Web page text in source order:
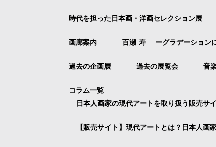
時代を担った日本画・洋画セレクション展
画廊案内 百瀬 寿 ーグラデーション
過去の企画展 過去の展覧会 音
コラム一覧
日本人画家の現代アートを取り扱う販売サ
【販売サイト】現代アートとは？日本人